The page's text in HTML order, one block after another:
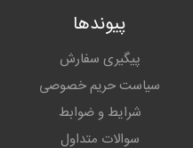
پیوندها
پیگیری سفارش
سیاست حریم خصوصی
شرایط و ضوابط
سوالات متداول